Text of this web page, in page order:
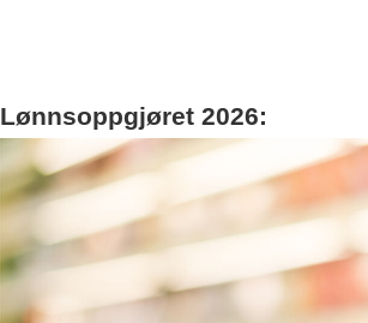
Lønnsoppgjøret 2026: